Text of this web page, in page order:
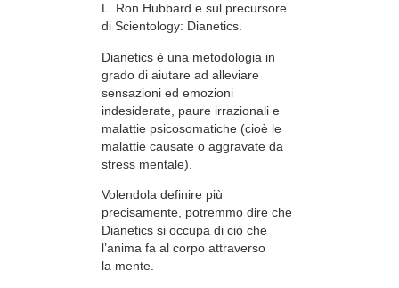
L. Ron Hubbard e sul precursore
di Scientology: Dianetics.
Dianetics è una metodologia in
grado di aiutare ad alleviare
sensazioni ed emozioni
indesiderate, paure irrazionali e
malattie psicosomatiche (cioè le
malattie causate o aggravate da
stress mentale).
Volendola definire più
precisamente, potremmo dire che
Dianetics si occupa di ciò che
l’anima fa al corpo attraverso
la mente.